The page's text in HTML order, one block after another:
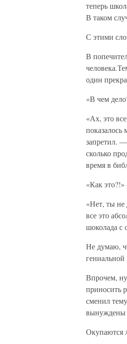
теперь
В таком
С этими
В
один
«В чем
«Ах, это
показалось
запретил.
сколько
время в
«Как
«Нет, ты не
все это
шоколада с
Не думаю,
гениальной
Впрочем,
приносить
сменил
вынуждены
Окупаются